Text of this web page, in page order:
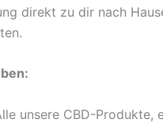
direkt zu dir nach
unsere CBD-Produkte,